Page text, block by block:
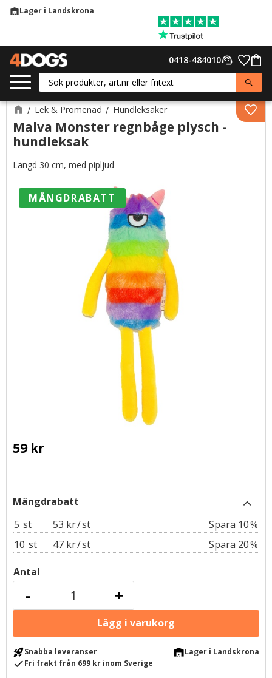
warehouseLager i Landskrona
support_agent
0418-484010
Lek & Promenad Hundleksaker
Malva Monster regnbåge plysch -
hundleksak
Längd 30 cm, med pipljud
MÄNGDRABATT
59kr
5 st 53 kr/st 10%
10 st 47 kr/st 20%
Antal
+
-
rocket_launchSnabba leveranser warehouseLager i Landskrona
checkFri frakt från 699 kr inom Sverige